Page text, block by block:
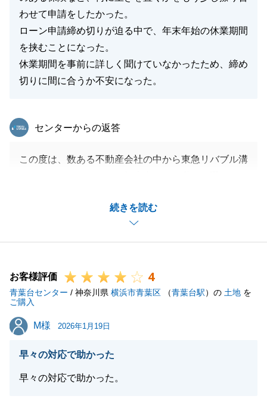
わせて申請をしたかった。
ローン申請締め切りが迫る中で、年末年始の休業期間
を挟むことになった。
休業期間を事前に詳しく聞けていなかったため、締め
切りに間に合うか不安になった。
続きを読む
東急リバブル
センターからの返答
この度は、数ある不動産会社の中から東急リバブル溝
また、お忙しい中、貴重なご感想をいただきましたこ
と、重ねて御礼申し上げます。
「東急田園都市線沿線知識」や「正直ベースでの対
きな励みとなります。
お客様にとって、新しい住まいでの生活が具体的にイ
メージできることは、物件選びにおいて最も大切なこ
との一つだと考えております。世代が近いからこそ共
も包み隠さずお伝えするよう努めてまいりました。
一方で、住宅ローンのお手続きや、年末年始の休業期
お客様評価 4
青葉台センター / 神奈川県 横浜市青葉区 （青葉台駅）の 土地 を
ご購入
M様
M様 2026年1月19日
早々の対応で助かった
早々の対応で助かった。